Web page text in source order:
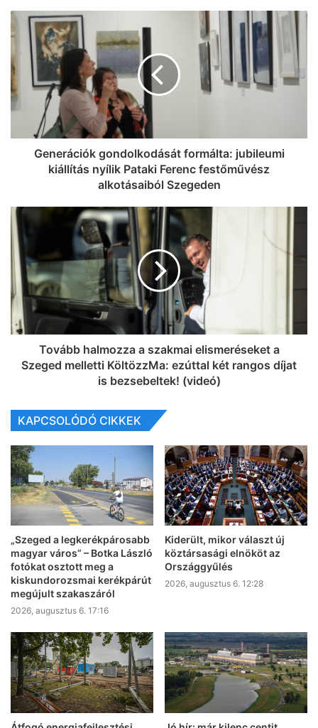
Lazul a volt miniszterelnök: Orbán
Viktor felbukkant a szerbiai
trombitafesztiválon, sörözött és
csevapot kóstolt
Generációk gondolkodását formálta: jubileumi
kiállítás nyílik Pataki Ferenc festőművész
alkotásaiból Szegeden
Tovább halmozza a szakmai elismeréseket a
Szeged melletti KöltözzMa: ezúttal két rangos díjat
is bezsebeltek! (videó)
KAPCSOLÓDÓ CIKKEK
„Szeged a legkerékpárosabb
magyar város” – Botka László
fotókat osztott meg a
kiskundorozsmai kerékpárút
megújult szakaszáról
2026, augusztus 6. 17:16
Kiderült, mikor választ új
köztársasági elnököt az
Országgyűlés
2026, augusztus 6. 12:28